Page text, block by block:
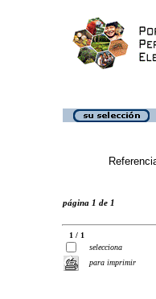
página 1 de 1
1 / 1
selecciona
para imprimir